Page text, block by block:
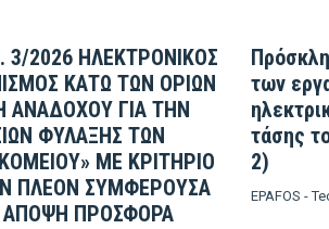
3/2026 ΗΛΕΚΤΡΟΝΙΚΟΣ
ΚΑΤΩ ΤΩΝ ΟΡΙΩΝ
ΑΝΑΔΟΧΟΥ ΓΙΑ ΤΗΝ
ΦΥΛΑΞΗΣ ΤΩΝ
ΜΕ ΚΡΙΤΗΡΙΟ
ΠΛΕΟΝ ΣΥΜΦΕΡΟΥΣΑ
ΑΠΟΨΗ ΠΡΟΣΦΟΡΑ
των
τάσης
2)
EPAFOS -